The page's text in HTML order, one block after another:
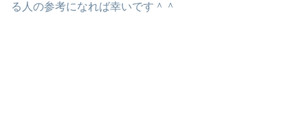
る人の参考になれば幸いです＾＾